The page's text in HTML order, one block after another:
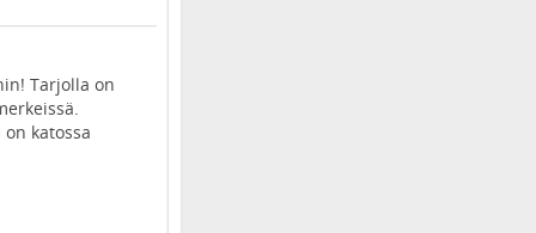
Tarjolla on
katossa